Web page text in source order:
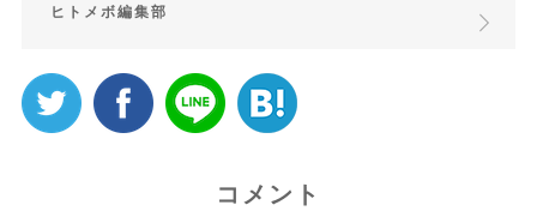
ヒトメボ編集部
コメント